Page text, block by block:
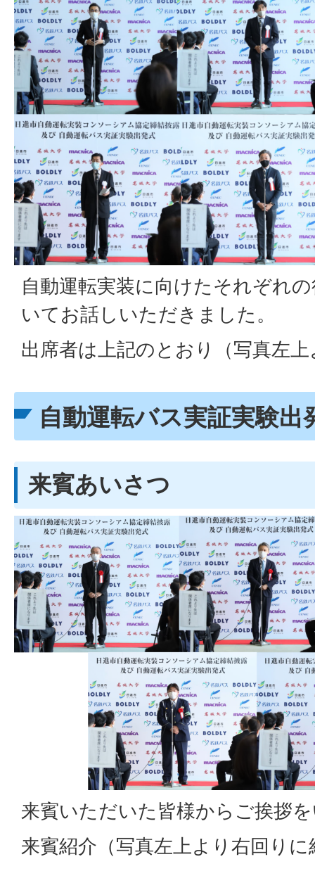
自動運転実装に向けたそれぞれ
いてお話しいただきました。
出席者は上記のとおり（写真左
自動運転バス実証実験出
来賓あいさつ
来賓いただいた皆様からご挨拶
来賓紹介（写真左上より右回りに